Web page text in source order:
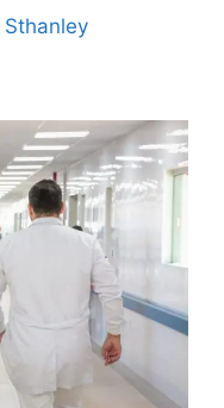
Sthanley